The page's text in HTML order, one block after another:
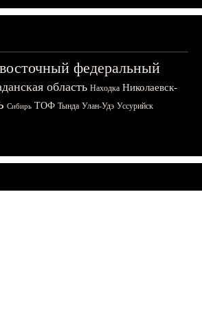
федеральный
область Находка Николаевск-
Сибирь ТОФ Тында Улан-Удэ Уссурийск